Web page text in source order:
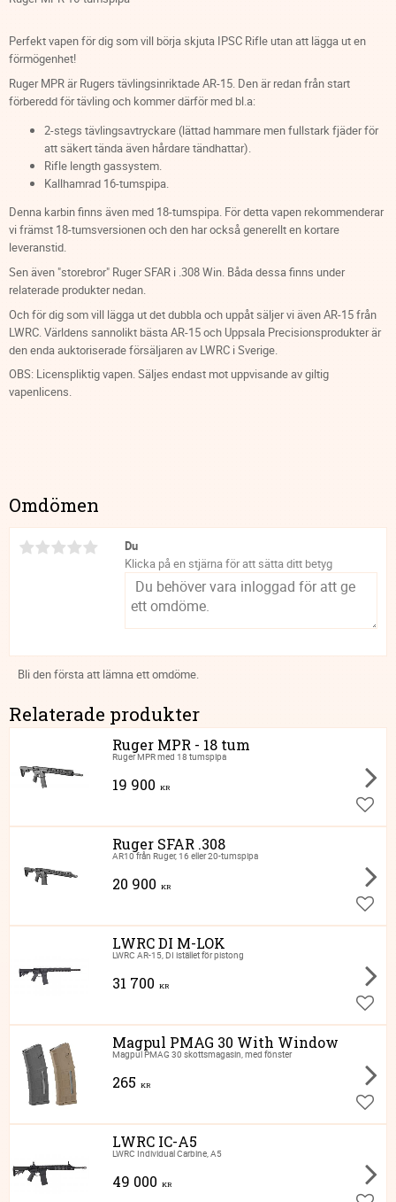
Perfekt vapen för dig som vill börja skjuta IPSC Rifle utan att lägga ut en
förmögenhet!
Ruger MPR är Rugers tävlingsinriktade AR-15. Den är redan från start
förberedd för tävling och kommer därför med bl.a:
2-stegs tävlingsavtryckare (lättad hammare men fullstark fjäder för
att säkert tända även hårdare tändhattar).
Rifle length gassystem.
Kallhamrad 16-tumspipa.
Denna karbin finns även med 18-tumspipa. För detta vapen rekommenderar
vi främst 18-tumsversionen och den har också generellt en kortare
leveranstid.
Sen även "storebror" Ruger SFAR i .308 Win. Båda dessa finns under
relaterade produkter nedan.
Och för dig som vill lägga ut det dubbla och uppåt säljer vi även AR-15 från
LWRC. Världens sannolikt bästa AR-15 och Uppsala Precisionsprodukter är
den enda auktoriserade försäljaren av LWRC i Sverige.
OBS: Licenspliktig vapen. Säljes endast mot uppvisande av giltig
vapenlicens.
Omdömen
Du
Klicka på en stjärna för att sätta ditt betyg
Bli den första att lämna ett omdöme.
Relaterade produkter
Ruger MPR - 18 tum
Ruger MPR med 18 tumspipa
19 900 KR
Lägg
Ruger SFAR .308
AR10 från Ruger, 16 eller 20-tumspipa
20 900 KR
Lägg
LWRC DI M-LOK
LWRC AR-15, DI istället för pistong
31 700 KR
Lägg
Magpul PMAG 30 With Window
Magpul PMAG 30 skottsmagasin, med fönster
265 KR
Lägg
LWRC IC-A5
LWRC Individual Carbine, A5
49 000 KR